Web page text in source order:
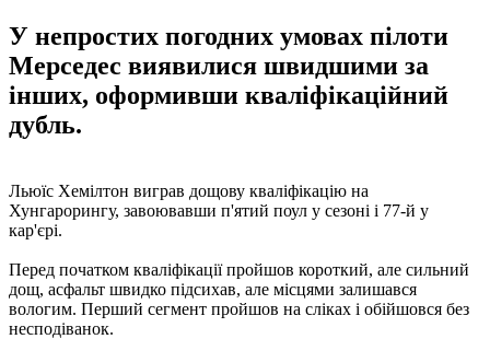
У непростих погодних умовах пілоти
Мерседес виявилися швидшими за
інших, оформивши кваліфікаційний
дубль.
Льюїс Хемілтон виграв дощову кваліфікацію на
Хунгарорингу, завоювавши п'ятий поул у сезоні і 77-й у
кар'єрі.
Перед початком кваліфікації пройшов короткий, але сильний
дощ, асфальт швидко підсихав, але місцями залишався
вологим. Перший сегмент пройшов на сліках і обійшовся без
несподіванок.